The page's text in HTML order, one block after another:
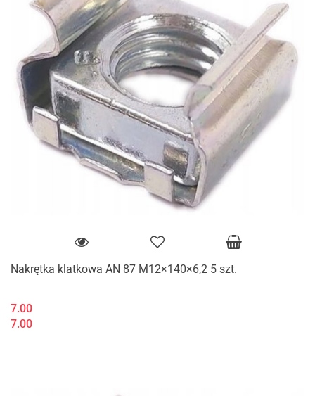
Nakrętka klatkowa AN 87 M12×140×6,2 5 szt.
7.00
7.00